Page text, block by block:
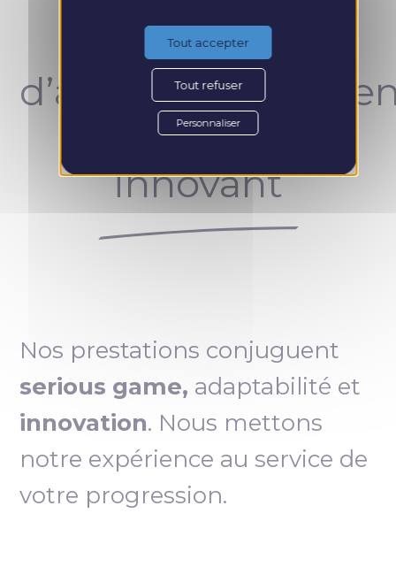
Un concept
unique et
innovant
Nos prestations conjuguent
serious game, adaptabilité et
innovation. Nous mettons
notre expérience au service de
votre progression.
Tout accepter
Tout refuser
Personnaliser